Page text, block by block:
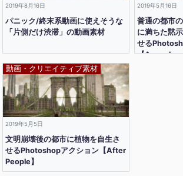
2019年8月16日
パニック/終末系動画に使えそうな
「片側だけ渋滞」の動画素材
2019年5月16日
普通の都市
に満ちた黙
せる
【
動画・クリエイティブ素材
2019年5月5日
文明崩壊後の都市に植物を自生さ
せるPhotoshopアクション【After
People】